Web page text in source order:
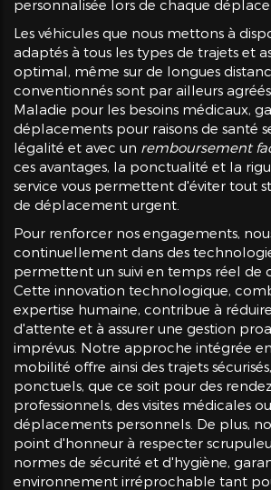
personnalisée lors de chaque
Les véhicules que nous mettons à
adaptés à tous les types de trajets et
optimal, même sur de longues
conventionnés sont par ailleurs
Maladie pour les besoins médicaux,
déplacements pour raisons de santé
légalité et avec un remboursement
ces avantages, la ponctualité et la
service vous permettent d'éviter tout
de déplacement urgent.
Pour renforcer nos engagements,
continuellement dans des
permettent un suivi en temps réel de
Cette innovation technologique,
expertise humaine, contribue à
d'attente et à assurer une gestion
imprévus. Notre approche intégrée
mobilité offre ainsi des trajets
ponctuels, que ce soit pour des
professionnels, des visites médicales
déplacements personnels. De plus,
point d'honneur à respecter
normes de sécurité et d'hygiène,
environnement irréprochable tant